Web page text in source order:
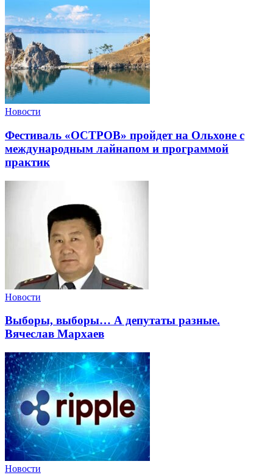
Новости
Фестиваль «ОСТРОВ» пройдет на Ольхоне с
международным лайнапом и программой
практик
Новости
Выборы, выборы… А депутаты разные.
Вячеслав Мархаев
Новости